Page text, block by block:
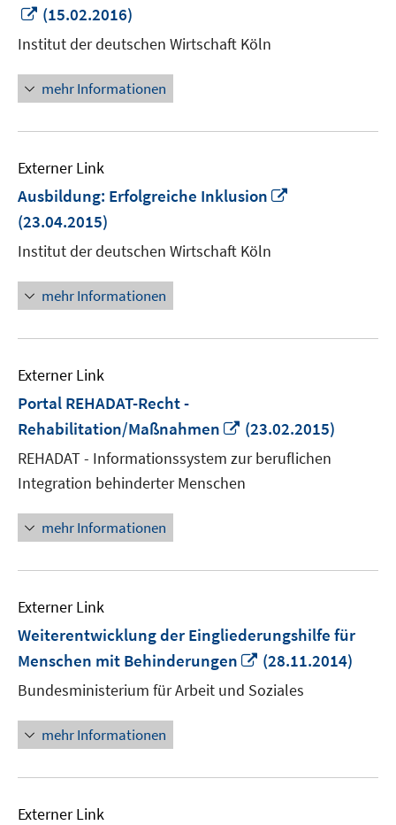
In
neuem
Fenster
öffnen
(15.02.2016)
Institut der deutschen Wirtschaft Köln
mehr Informationen
Externer Link
Ausbildung: Erfolgreiche Inklusion
(23.04.2015)
Institut der deutschen Wirtschaft Köln
mehr Informationen
Externer Link
Portal REHADAT-Recht -
Rehabilitation/Maßnahmen
In
neuem
Fenster
öffnen
(23.02.2015)
REHADAT - Informationssystem zur beruflichen
Integration behinderter Menschen
mehr Informationen
Externer Link
Weiterentwicklung der Eingliederungshilfe für
Menschen mit Behinderungen
In
neuem
Fenster
(28.11.2014)
Bundesministerium für Arbeit und Soziales
mehr Informationen
Externer Link